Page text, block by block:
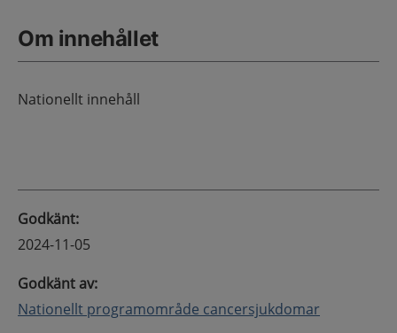
Om innehållet
Nationellt innehåll
Godkänt:
2024-11-05
Godkänt av:
Nationellt programområde cancersjukdomar